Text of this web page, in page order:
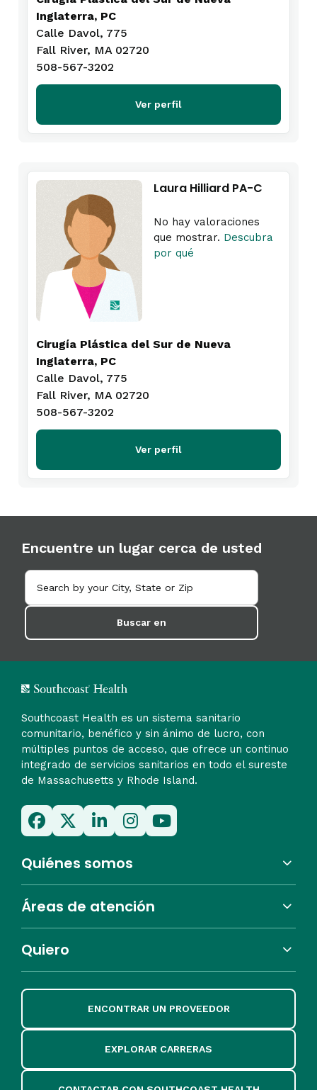
Inglaterra, PC
Calle Davol, 775
Fall River, MA 02720
508-567-3202
Ver perfil
Laura Hilliard PA-C
No hay valoraciones
que mostrar. Descubra
por qué
Cirugía Plástica del Sur de Nueva
Inglaterra, PC
Calle Davol, 775
Fall River, MA 02720
508-567-3202
Ver perfil
Encuentre un lugar cerca de usted
Buscar en
Southcoast Health es un sistema sanitario
comunitario, benéfico y sin ánimo de lucro, con
múltiples puntos de acceso, que ofrece un continuo
integrado de servicios sanitarios en todo el sureste
de Massachusetts y Rhode Island.
Quiénes somos
Áreas de atención
Quiero
ENCONTRAR UN PROVEEDOR
EXPLORAR CARRERAS